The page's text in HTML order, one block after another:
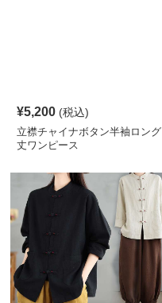
¥5,200 (税込)
立襟チャイナボタン半袖ロング
丈ワンピース